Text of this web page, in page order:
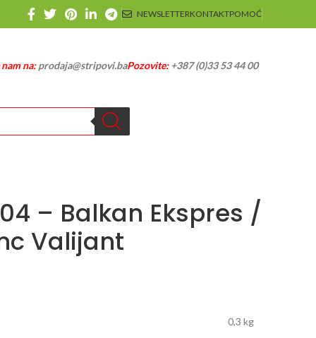
NEWSLETTERKONTAKTPOMOĆ
na:prodaja@stripovi.baPozovite:+387 (0)33 53 44 00
– Balkan Ekspres /
Valijant
0,3 kg